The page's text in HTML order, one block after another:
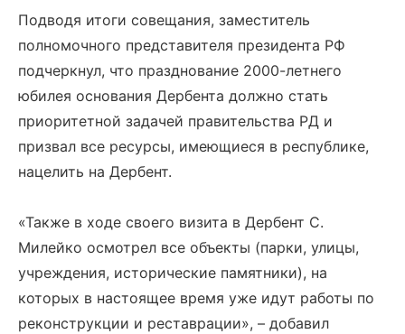
Подводя итоги совещания, заместитель
полномочного представителя президента РФ
подчеркнул, что празднование 2000-летнего
юбилея основания Дербента должно стать
приоритетной задачей правительства РД и
призвал все ресурсы, имеющиеся в республике,
нацелить на Дербент.
«Также в ходе своего визита в Дербент С.
Милейко осмотрел все объекты (парки, улицы,
учреждения, исторические памятники), на
которых в настоящее время уже идут работы по
реконструкции и реставрации», – добавил